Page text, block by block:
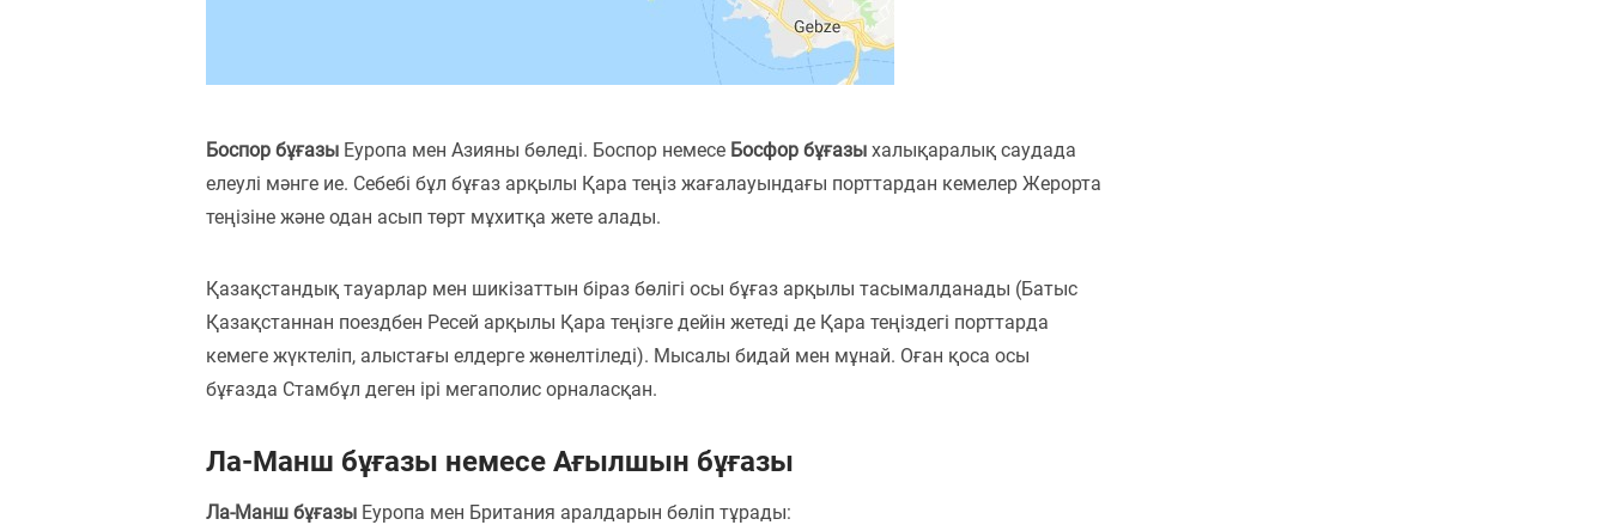
Боспор бұғазы Еуропа мен Азияны бөледі. Боспор немесе Босфор бұғазы халықаралық саудада
елеулі мәнге ие. Себебі бұл бұғаз арқылы Қара теңіз жағалауындағы порттардан кемелер Жерорта
теңізіне және одан асып төрт мұхитқа жете алады.
Қазақстандық тауарлар мен шикізаттын біраз бөлігі осы бұғаз арқылы тасымалданады (Батыс
Қазақстаннан поездбен Ресей арқылы Қара теңізге дейін жетеді де Қара теңіздегі порттарда
кемеге жүктеліп, алыстағы елдерге жөнелтіледі). Мысалы бидай мен мұнай. Оған қоса осы
бұғазда Стамбұл деген ірі мегаполис орналасқан.
Ла-Манш бұғазы немесе Ағылшын бұғазы
Ла-Манш бұғазы Еуропа мен Британия аралдарын бөліп тұрады: